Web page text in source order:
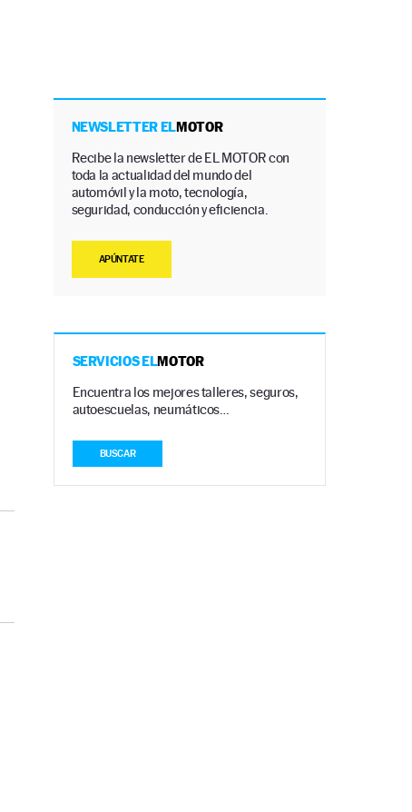
NEWSLETTER ELMOTOR
Recibe la newsletter de EL MOTOR con
toda la actualidad del mundo del
automóvil y la moto, tecnología,
seguridad, conducción y eficiencia.
APÚNTATE
SERVICIOS ELMOTOR
Encuentra los mejores talleres, seguros,
autoescuelas, neumáticos…
BUSCAR